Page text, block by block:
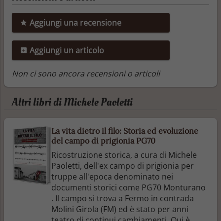
Aggiungi una recensione
Aggiungi un articolo
Non ci sono ancora recensioni o articoli
Altri libri di Michele Paoletti
La vita dietro il filo: Storia ed evoluzione
del campo di prigionia PG70
Ricostruzione storica, a cura di Michele
Paoletti, dell'ex campo di prigionia per
truppe all'epoca denominato nei
documenti storici come PG70 Monturano
. Il campo si trova a Fermo in contrada
Molini Girola (FM) ed è stato per anni